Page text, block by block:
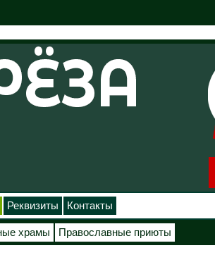
Реквизиты Контакты
храмы Православные приюты